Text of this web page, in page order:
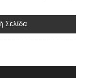
Σελίδα